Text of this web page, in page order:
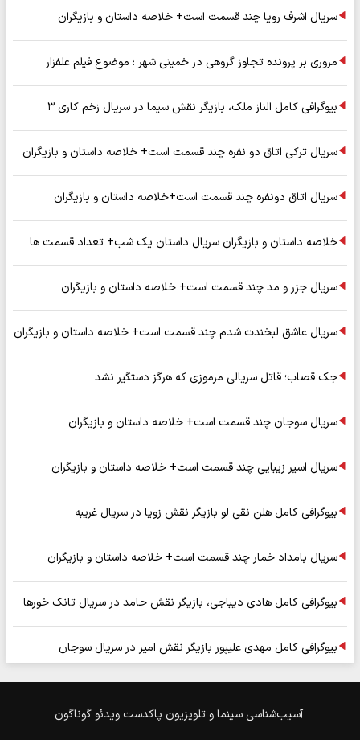
سریال اشرف رویا چند قسمت است+ خلاصه داستان و بازیگران
مروری بر پرونده تجاوز گروهی در خمینی شهر ؛ موضوع فیلم علفزار
بیوگرافی کامل الناز ملک، بازیگر نقش سیما در سریال زخم کاری ۳
سریال ترکی اتاق دو نفره چند قسمت است+ خلاصه داستان و بازیگران
سریال اتاق دونفره چند قسمت است+خلاصه داستان و بازیگران
خلاصه داستان و بازیگران سریال داستان یک شب+ تعداد قسمت ها
سریال جزر و مد چند قسمت است+ خلاصه داستان و بازیگران
سریال عاشق لبخندت شدم چند قسمت است+ خلاصه داستان و بازیگران
جک قصاب؛ قاتل سریالی مرموزی که هرگز دستگیر نشد
سریال سوجان چند قسمت است+ خلاصه داستان و بازیگران
سریال اسیر زیبایی چند قسمت است+ خلاصه داستان و بازیگران
بیوگرافی کامل هلن نقی لو بازیگر نقش زویا در سریال غریبه
سریال بامداد خمار چند قسمت است+ خلاصه داستان و بازیگران
بیوگرافی کامل هادی دیباجی، بازیگر نقش حامد در سریال تانک خورها
بیوگرافی کامل مهدی علیپور بازیگر نقش امیر در سریال سوجان
آسیب‌شناسی سینما و تلویزیون پاکدست ویدئو گوناگون